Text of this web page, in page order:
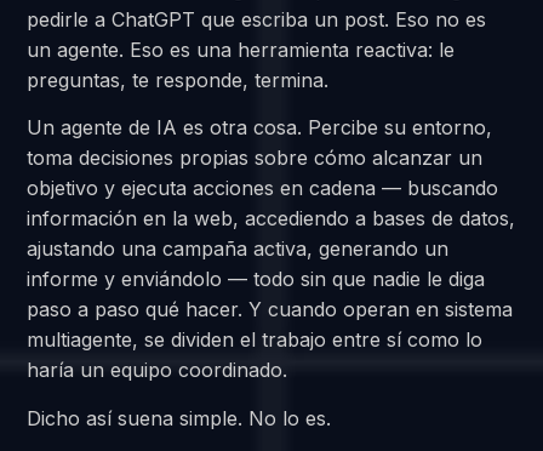
pedirle a ChatGPT que escriba un post. Eso no es
un agente. Eso es una herramienta reactiva: le
preguntas, te responde, termina.
Un agente de IA es otra cosa. Percibe su entorno,
toma decisiones propias sobre cómo alcanzar un
objetivo y ejecuta acciones en cadena — buscando
información en la web, accediendo a bases de datos,
ajustando una campaña activa, generando un
informe y enviándolo — todo sin que nadie le diga
paso a paso qué hacer. Y cuando operan en sistema
multiagente, se dividen el trabajo entre sí como lo
haría un equipo coordinado.
Dicho así suena simple. No lo es.